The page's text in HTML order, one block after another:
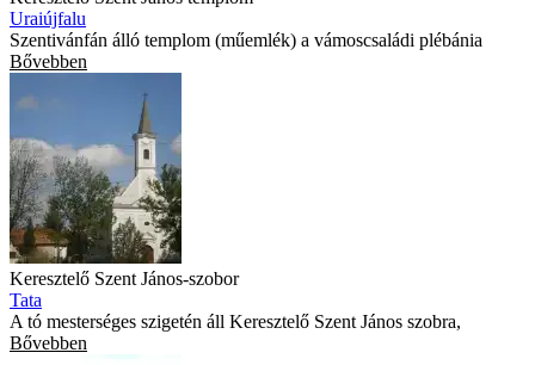
Uraiújfalu
Szentivánfán álló templom (műemlék) a vámoscsaládi plébánia
Bővebben
Keresztelő Szent János-szobor
Tata
A tó mesterséges szigetén áll Keresztelő Szent János szobra,
Bővebben